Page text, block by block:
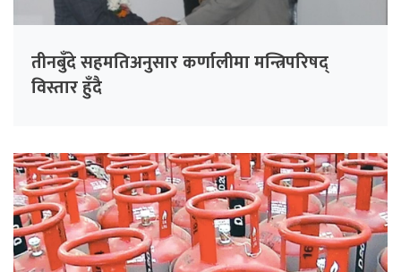
तीनबुँदे सहमतिअनुसार कर्णालीमा मन्त्रिपरिषद्
विस्तार हुँदै